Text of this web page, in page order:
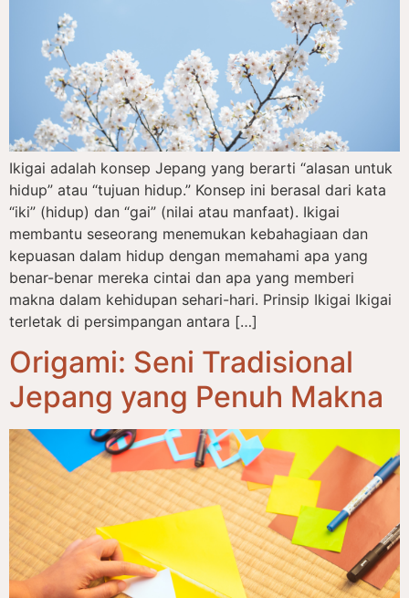
Ikigai adalah konsep Jepang yang berarti “alasan untuk
hidup” atau “tujuan hidup.” Konsep ini berasal dari kata
“iki” (hidup) dan “gai” (nilai atau manfaat). Ikigai
membantu seseorang menemukan kebahagiaan dan
kepuasan dalam hidup dengan memahami apa yang
benar-benar mereka cintai dan apa yang memberi
makna dalam kehidupan sehari-hari. Prinsip Ikigai Ikigai
terletak di persimpangan antara […]
Origami: Seni Tradisional
Jepang yang Penuh Makna